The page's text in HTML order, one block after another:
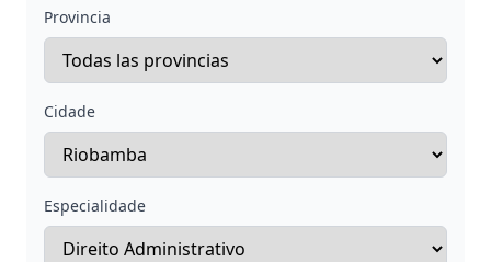
Provincia
Cidade
Especialidade